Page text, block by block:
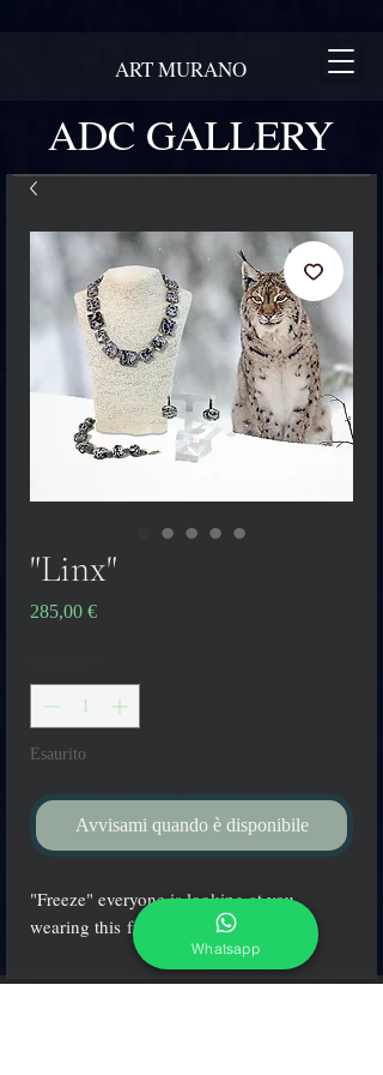
ADC GALLERY
ART MURANO
"Linx"
285,00 €Prezzo
Esaurito
Avvisami quando è disponibile
"Freeze" everyone is looking at you
wearing this full set "Linx"!
Whatsapp